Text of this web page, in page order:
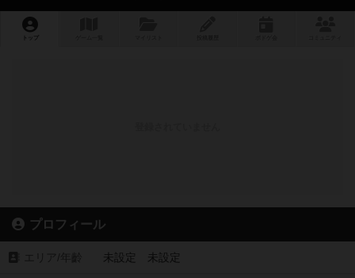
トップ
プロフィール
未設定 未設定